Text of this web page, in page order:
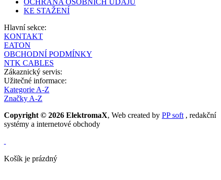
KE STAŽENÍ
Hlavní sekce:
KONTAKT
EATON
OBCHODNÍ PODMÍNKY
NTK CABLES
Zákaznický servis:
Užitečné informace:
Kategorie A-Z
Značky A-Z
Copyright © 2026 ElektromaX, Web created by PP soft , redakční
systémy a internetové obchody
Košík je prázdný